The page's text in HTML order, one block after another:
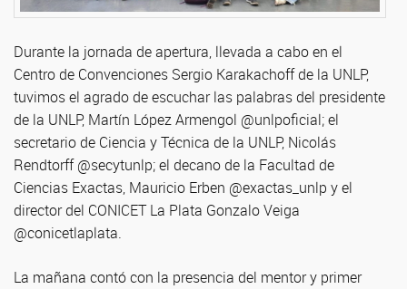
Durante la jornada de apertura, llevada a cabo en el
Centro de Convenciones Sergio Karakachoff de la UNLP,
tuvimos el agrado de escuchar las palabras del presidente
de la UNLP, Martín López Armengol @unlpoficial; el
secretario de Ciencia y Técnica de la UNLP, Nicolás
Rendtorff @secytunlp; el decano de la Facultad de
Ciencias Exactas, Mauricio Erben @exactas_unlp y el
director del CONICET La Plata Gonzalo Veiga
@conicetlaplata.
La mañana contó con la presencia del mentor y primer